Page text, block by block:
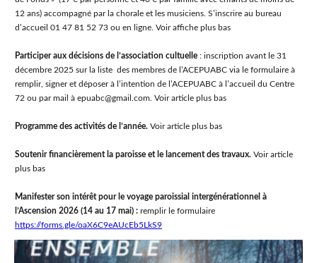
12 ans) accompagné par la chorale et les musiciens. S’inscrire au bureau
d’accueil 01 47 81 52 73 ou en ligne. Voir affiche plus bas
Participer aux décisions de l’association cultuelle : inscription avant le 31
décembre 2025 sur la liste des membres de l’ACEPUABC via le formulaire à
remplir, signer et déposer à l’intention de l’ACEPUABC à l’accueil du Centre
72 ou par mail à epuabc@gmail.com. Voir article plus bas
Programme des activités de l’année. Voir article plus bas
Soutenir financièrement la paroisse et le lancement des travaux. Voir article
plus bas
Manifester son intérêt pour le voyage paroissial intergénérationnel à
l’Ascension 2026 (14 au 17 mai) : remplir le formulaire
https://forms.gle/oaX6C9eAUcEb5LkS9